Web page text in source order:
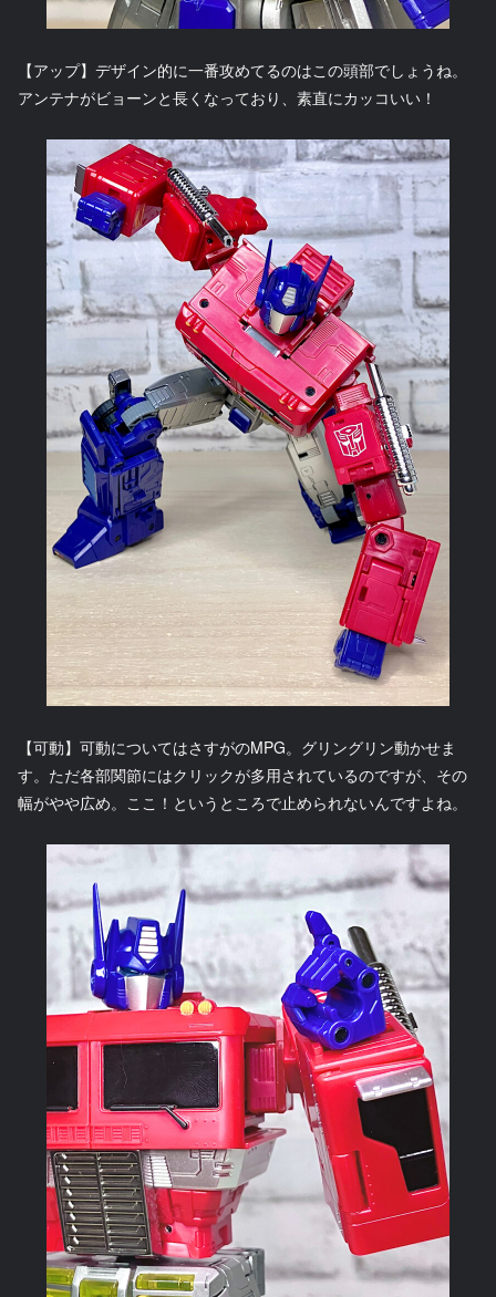
【アップ】デザイン的に一番攻めてるのはこの頭部でしょうね。
アンテナがビョーンと長くなっており、素直にカッコいい！
【可動】可動についてはさすがのMPG。グリングリン動かせま
す。ただ各部関節にはクリックが多用されているのですが、その
幅がやや広め。ここ！というところで止められないんですよね。